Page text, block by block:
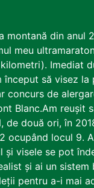
montană din anul
meu
Imediat
început să visez la
concurs de
Blanc.Am reușit
de două ori, în
ocupând locul 9.
și visele se pot
și ai un sistem
pentru a-i mai